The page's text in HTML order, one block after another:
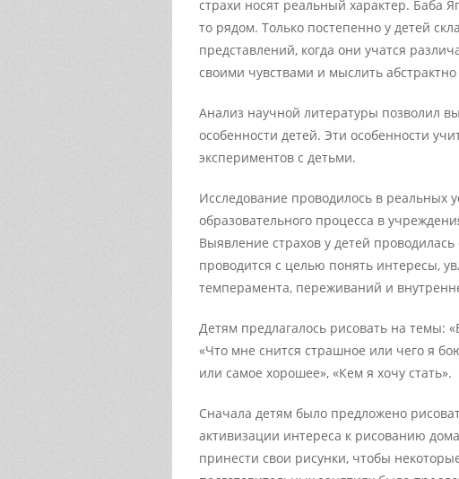
страхи носят реальный характер. Баба
то рядом. Только постепенно у детей
представлений, когда они учатся
своими чувствами и мыслить абстрактно
Анализ научной литературы позволил
особенности детей. Эти особенности
экспериментов с детьми.
Исследование проводилось в реальных
образовательного процесса в
Выявление страхов у детей
проводится с целью понять интересы,
темперамента, переживаний и
Детям предлагалось рисовать на темы:
«Что мне снится страшное или чего я
или самое хорошее», «Кем я хочу стать».
Сначала детям было предложено
активизации интереса к рисованию
принести свои рисунки, чтобы